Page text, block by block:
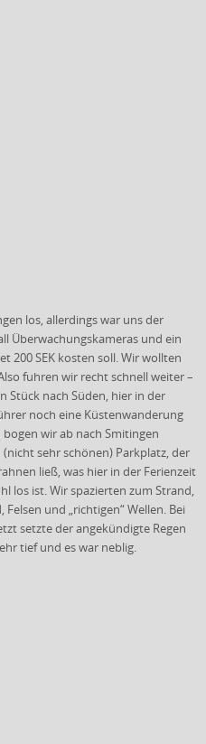
los, allerdings war uns der
Überwachungskameras und ein
200 SEK kosten soll. Wir wollten
fuhren wir recht schnell weiter –
Stück nach Süden, hier in der
noch eine Küstenwanderung
wir ab nach Smitingen
sehr schönen) Parkplatz, der
ließ, was hier in der Ferienzeit
los ist. Wir spazierten zum Strand,
und „richtigen“ Wellen. Bei
setzte der angekündigte Regen
tief und es war neblig.